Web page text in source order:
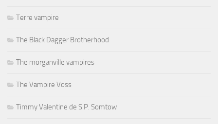
Terre vampire
The Black Dagger Brotherhood
The morganville vampires
The Vampire Voss
Timmy Valentine de S.P. Somtow